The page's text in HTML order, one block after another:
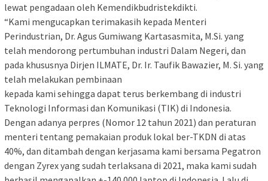
lewat pengadaan oleh Kemendikbudristekdikti.
“Kami mengucapkan terimakasih kepada Menteri
Perindustrian, Dr. Agus Gumiwang Kartasasmita, M.Si. yang
telah mendorong pertumbuhan industri Dalam Negeri, dan
pada khususnya Dirjen ILMATE, Dr. Ir. Taufik Bawazier, M. Si. yang
telah melakukan pembinaan
kepada kami sehingga dapat terus berkembang di industri
Teknologi Informasi dan Komunikasi (TIK) di Indonesia.
Dengan adanya perpres (Nomor 12 tahun 2021) dan peraturan
menteri tentang pemakaian produk lokal ber-TKDN di atas
40%, dan ditambah dengan kerjasama kami bersama Pegatron
dengan Zyrex yang sudah terlaksana di 2021, maka kami sudah